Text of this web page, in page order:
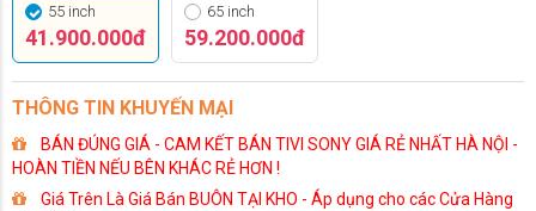
55 inch
41.900.000đ
65 inch
59.200.000đ
THÔNG TIN KHUYẾN MẠI
BÁN ĐÚNG GIÁ - CAM KẾT BÁN TIVI SONY GIÁ RẺ NHẤT HÀ NỘI -
HOÀN TIỀN NẾU BÊN KHÁC RẺ HƠN !
Giá Trên Là Giá Bán BUÔN TẠI KHO - Áp dụng cho các Cửa Hàng